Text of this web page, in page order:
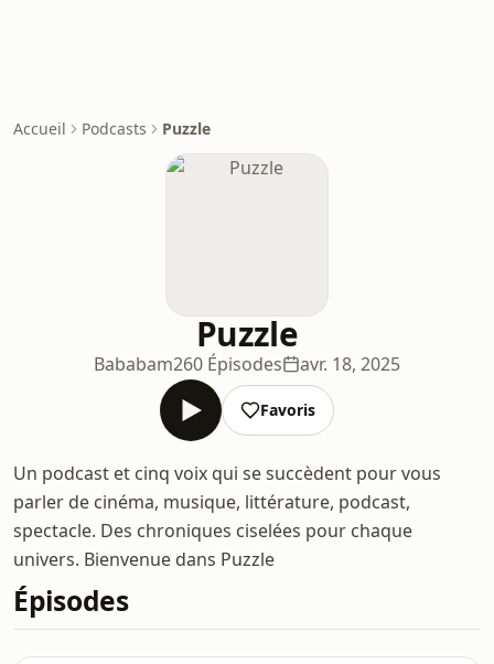
Accueil Podcasts Puzzle
Puzzle
Bababam260 Épisodes avr. 18, 2025
Favoris
Un podcast et cinq voix qui se succèdent pour vous
parler de cinéma, musique, littérature, podcast,
spectacle. Des chroniques ciselées pour chaque
univers. Bienvenue dans Puzzle
Épisodes